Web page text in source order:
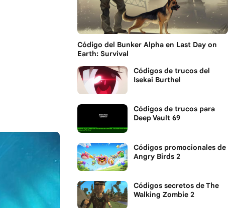
Código del Bunker Alpha en Last Day on
Earth: Survival
Códigos de trucos del
Isekai Burthel
Códigos de trucos para
Deep Vault 69
Códigos promocionales de
Angry Birds 2
Códigos secretos de The
Walking Zombie 2